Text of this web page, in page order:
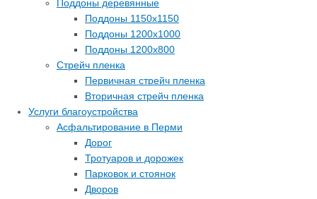
Поддоны деревянные
Поддоны 1150х1150
Поддоны 1200х1000
Поддоны 1200х800
Стрейч пленка
Первичная стрейч пленка
Вторичная стрейч пленка
Услуги благоустройства
Асфальтирование в Перми
Дорог
Тротуаров и дорожек
Парковок и стоянок
Дворов